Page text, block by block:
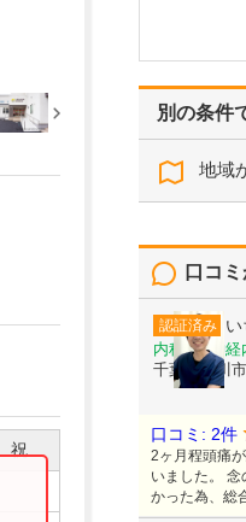
祝
別の条件
地域
口コ
認証済み
内科, 脳神
千葉県市川
口コミ: 2件
2ヶ月程頭痛
いました。
かった為、総